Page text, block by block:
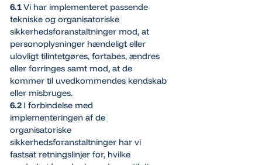
6.1Vi har implementeret passende
tekniske og organisatoriske
sikkerhedsforanstaltninger mod, at
personoplysninger hændeligt eller
ulovligt tilintetgøres, fortabes, ændres
eller forringes samt mod, at de
kommer til uvedkommendes kendskab
eller misbruges.
6.2 I forbindelse med
implementeringen af de
organisatoriske
sikkerhedsforanstaltninger har vi
fastsat retningslinjer for, hvilke